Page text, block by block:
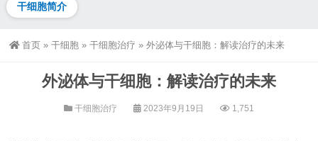
干细胞简介
首页 » 干细胞 » 干细胞治疗 » 外泌体与干细胞：解读治疗的未来
外泌体与干细胞：解读治疗的未来
干细胞治疗 2023年9月19日 1,751